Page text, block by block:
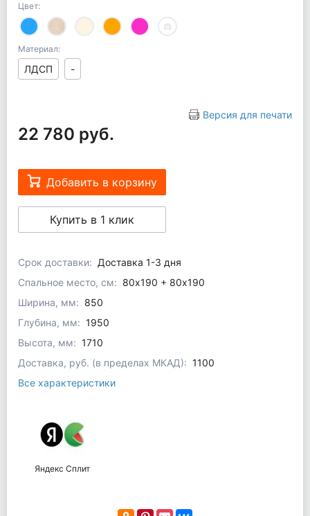
Цвет:
Материал:
ЛДСП -
Версия для печати
22 780 руб.
Добавить в корзину
Купить в 1 клик
Срок доставки: Доставка 1-3 дня
Спальное место, см: 80x190 + 80х190
Ширина, мм: 850
Глубина, мм: 1950
Высота, мм: 1710
Доставка, руб. (в пределах МКАД): 1100
Все характеристики
Яндекс Сплит